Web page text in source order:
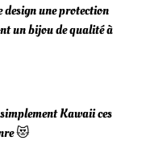
design une protection
un bijou de qualité à
Kawaii ces
😻